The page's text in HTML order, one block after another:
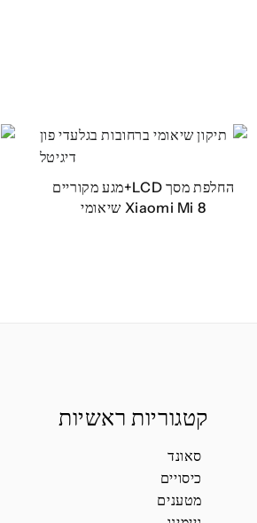
החלפת מסך LCD+מגע מקוריים
Xiaomi Mi 8 שיאומי
קטגוריות ראשיות
סאונד
כיסויים
מטענים